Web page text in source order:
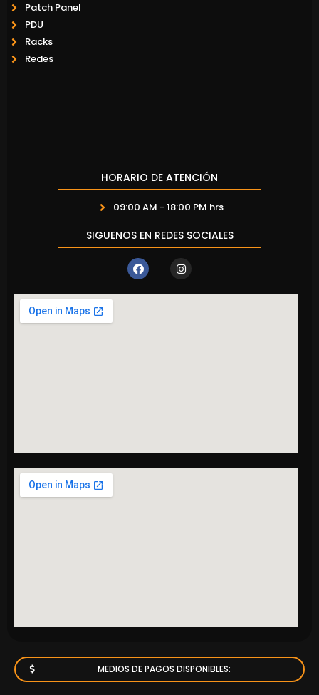
Patch Panel
PDU
Racks
Redes
HORARIO DE ATENCIÓN
09:00 AM - 18:00 PM hrs
SIGUENOS EN REDES SOCIALES
MEDIOS DE PAGOS DISPONIBLES: